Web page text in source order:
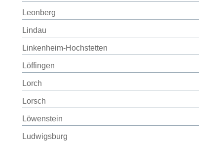
Leonberg
Lindau
Linkenheim-Hochstetten
Löffingen
Lorch
Lorsch
Löwenstein
Ludwigsburg